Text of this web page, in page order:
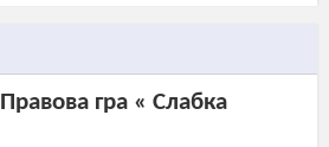
Правова гра « Слабка